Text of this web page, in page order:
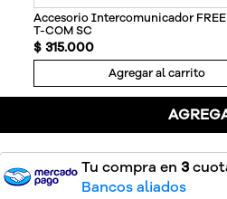
Accesorio Intercomunicador
T-COM SC
$ 315.000
Agregar al carrito
Tu compra en3
Bancos aliados